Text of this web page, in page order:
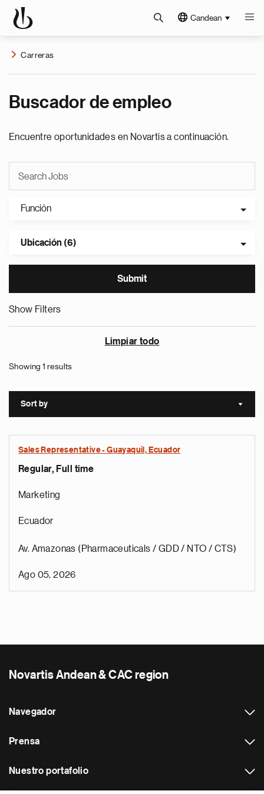
Candean
Carreras
Buscador de empleo
Encuentre oportunidades en Novartis a continuación.
Función
Ubicación (6)
Show Filters
Limpiar todo
Showing 1 results
Sort by Sort
Sales Representative - Guayaquil, Ecuador
Regular, Full time
Marketing
Ecuador
Av. Amazonas (Pharmaceuticals / GDD / NTO / CTS)
Ago 05, 2026
Novartis Andean & CAC region
Navegador
Prensa
Nuestro portafolio